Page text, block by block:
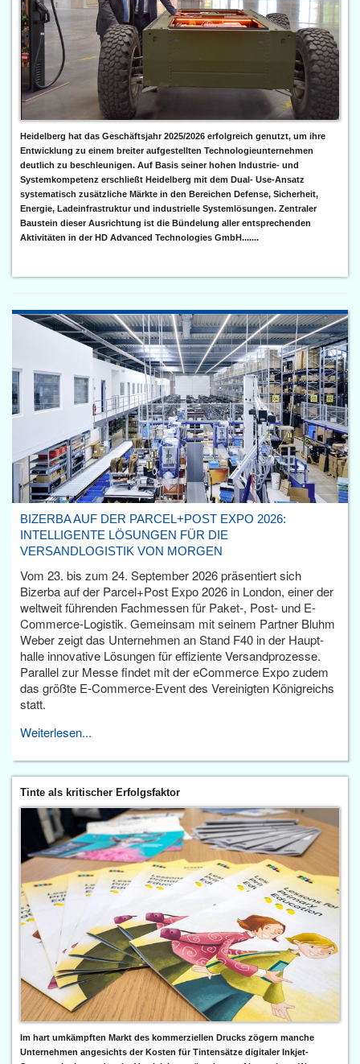
Heidelberg hat das Geschäftsjahr 2025/2026 erfolgreich genutzt, um ihre
Entwicklung zu einem breiter aufgestellten Technologieunternehmen
deutlich zu beschleunigen. Auf Basis seiner hohen Industrie- und
Systemkompetenz erschließt Heidelberg mit dem Dual- Use-Ansatz
systematisch zusätzliche Märkte in den Bereichen Defense, Sicherheit,
Energie, Ladeinfrastruktur und industrielle Systemlösungen. Zentraler
Baustein dieser Ausrichtung ist die Bündelung aller entsprechenden
Aktivitäten in der HD Advanced Technologies GmbH.......
BIZERBA AUF DER PARCEL+POST EXPO 2026:
INTELLIGENTE LÖSUNGEN FÜR DIE
VERSANDLOGISTIK VON MORGEN
Vom 23. bis zum 24. September 2026 präsentiert sich
Bizerba auf der Parcel+Post Expo 2026 in London, einer der
weltweit führenden Fachmessen für Paket-, Post- und E-
Commerce-Logistik. Gemeinsam mit seinem Partner Bluhm
Weber zeigt das Unternehmen an Stand F40 in der Haupt­
halle innovative Lösungen für effiziente Versandprozesse.
Parallel zur Messe findet mit der eCommerce Expo zudem
das größte E-Commerce-Event des Vereinigten Königreichs
statt.
Weiterlesen...
Tinte als kritischer Erfolgsfaktor
Im hart umkämpften Markt des kommerziellen Drucks zögern manche
Unternehmen angesichts der Kosten für Tintensätze digitaler Inkjet-